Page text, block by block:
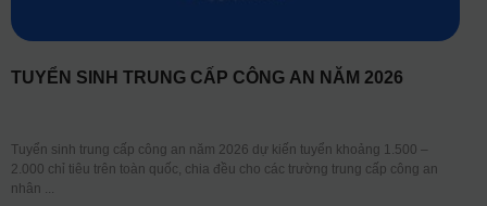
TUYỂN SINH TRUNG CẤP CÔNG AN NĂM 2026
Tuyển sinh trung cấp công an năm 2026 dự kiến tuyển khoảng 1.500 –
2.000 chỉ tiêu trên toàn quốc, chia đều cho các trường trung cấp công an
nhân